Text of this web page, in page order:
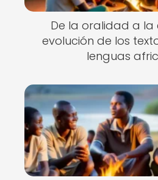
De la oralidad a la
evolución de los
lenguas